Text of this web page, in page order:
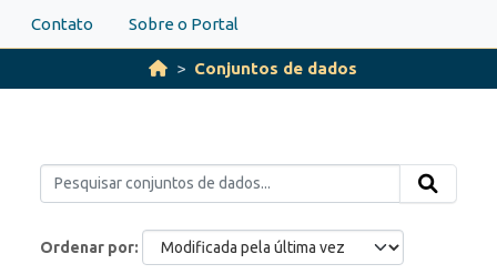
Contato Sobre o Portal
Conjuntos de dados
Ordenar por